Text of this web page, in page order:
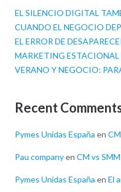
EL SILENCIO DIGITAL
CUANDO EL NEGOCIO
EL ERROR DE
MARKETING ESTACIONAL
VERANO Y NEGOCIO:
Recent
Pymes Unidas España en
Pau companyen CM vs
Pymes Unidas España en El